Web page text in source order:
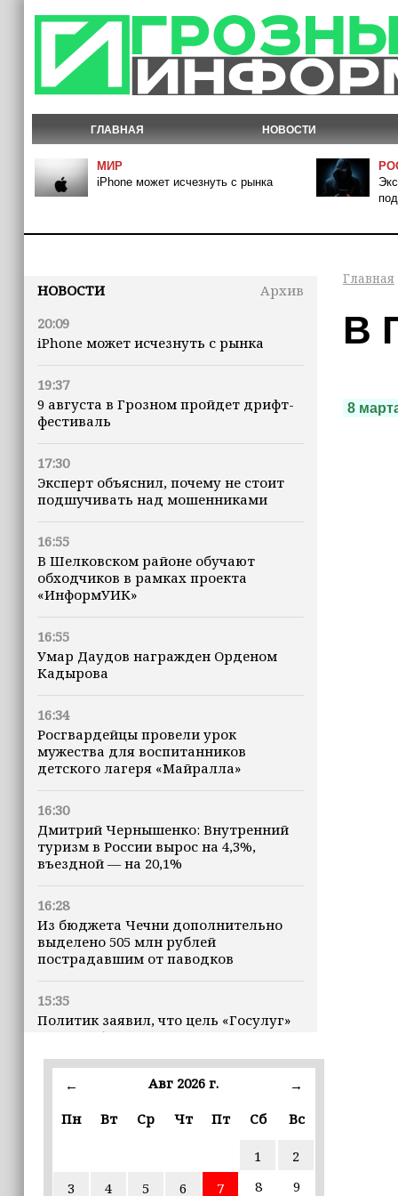
ГЛАВНАЯ НОВОСТИ
МИР
iPhone может исчезнуть с рынка
НОВОСТИ
Архив
20:09
iPhone может исчезнуть с рынка
19:37
9 августа в Грозном пройдет дрифт-
фестиваль
17:30
Эксперт объяснил, почему не стоит
подшучивать над мошенниками
16:55
В Шелковском районе обучают
обходчиков в рамках проекта
«ИнформУИК»
16:55
Умар Даудов награжден Орденом
Кадырова
16:34
Росгвардейцы провели урок
мужества для воспитанников
детского лагеря «Майралла»
16:30
Дмитрий Чернышенко: Внутренний
туризм в России вырос на 4,3%,
въездной — на 20,1%
16:28
Из бюджета Чечни дополнительно
выделено 505 млн рублей
пострадавшим от паводков
15:35
Политик заявил, что цель «Госулуг»
— стать большой
Избирательные участки Шатоя
готовы к приёму голосов
15:02
← Авг 2026 г.
→
Пн
Вт Ср Чт Пт Сб Вс
1
2
3
4 5 6 7 8
9
Главная
В
8